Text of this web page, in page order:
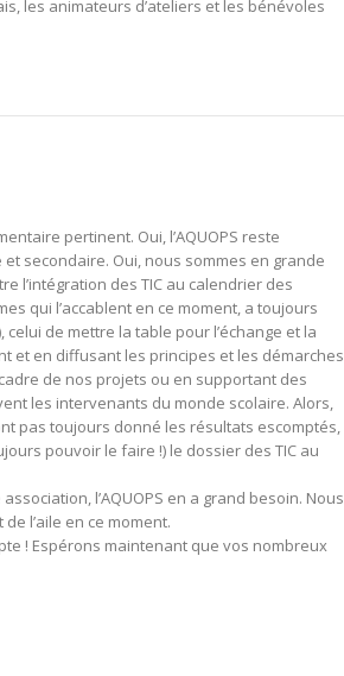
les animateurs d’ateliers et les bénévoles
pertinent. Oui, l’AQUOPS reste
secondaire. Oui, nous sommes en grande
l’intégration des TIC au calendrier des
qui l’accablent en ce moment, a toujours
de mettre la table pour l’échange et la
et en diffusant les principes et les démarches
de nos projets ou en supportant des
les intervenants du monde scolaire. Alors,
pas toujours donné les résultats escomptés,
pouvoir le faire !) le dossier des TIC au
l’AQUOPS en a grand besoin. Nous
l’aile en ce moment.
! Espérons maintenant que vos nombreux